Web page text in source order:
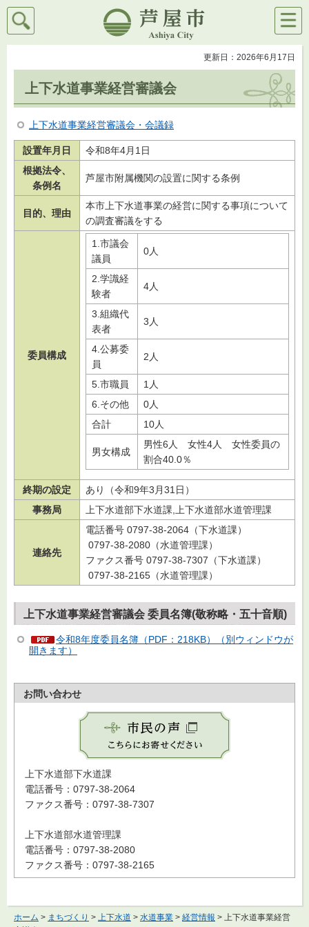
芦屋市
検索
メニ
ュー
更新日：2026年6月17日
上下水道事業経営審議会
上下水道事業経営審議会・会議録
設置年月日
令和8年4月1日
根拠法令、
条例名
芦屋市附属機関の設置に関する条例
目的、理由
本市上下水道事業の経営に関する事項について
の調査審議をする
委員構成
1.市議会
議員
0人
2.学識経
験者
4人
3.組織代
表者
3人
4.公募委
員
2人
5.市職員
1人
6.その他
0人
合計
10人
男女構成
男性6人 女性4人 女性委員の
割合40.0％
終期の設定
あり（令和9年3月31日）
事務局
上下水道部下水道課,上下水道部水道管理課
連絡先
電話番号 0797-38-2064（下水道課）
0797-38-2080（水道管理課）
ファクス番号 0797-38-7307（下水道課）
0797-38-2165（水道管理課）
上下水道事業経営審議会 委員名簿(敬称略・五十音順)
令和8年度委員名簿（PDF：218KB）（別ウィンドウが
開きます）
お問い合わせ
上下水道部下水道課
電話番号：0797-38-2064
ファクス番号：0797-38-7307
上下水道部水道管理課
電話番号：0797-38-2080
ファクス番号：0797-38-2165
ホーム > まちづくり > 上下水道 > 水道事業 > 経営情報 > 上下水道事業経営